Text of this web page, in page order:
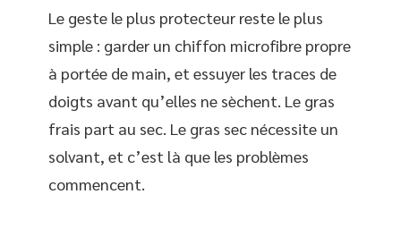
Le geste le plus protecteur reste le plus
simple : garder un chiffon microfibre propre
à portée de main, et essuyer les traces de
doigts avant qu’elles ne sèchent. Le gras
frais part au sec. Le gras sec nécessite un
solvant, et c’est là que les problèmes
commencent.